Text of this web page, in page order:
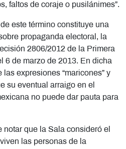
faltos de coraje o pusilánimes”.
este término constituye una
propaganda electoral, la
2806/2012 de la Primera
6 de marzo de 2013. En dicha
expresiones “maricones” y
su eventual arraigo en el
no puede dar pauta para
notar que la Sala consideró el
las personas de la